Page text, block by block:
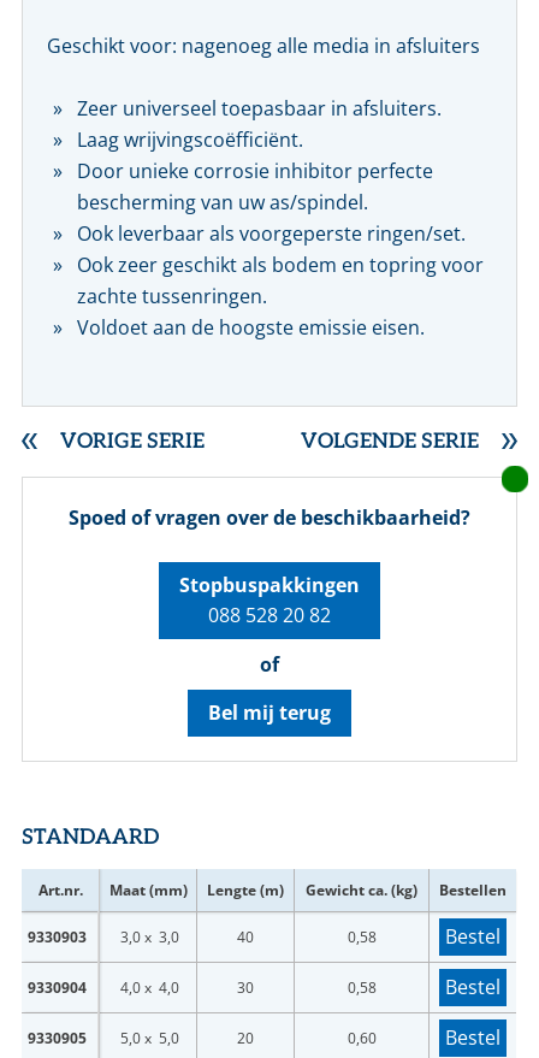
Geschikt voor: nagenoeg alle media in afsluiters
Zeer universeel toepasbaar in afsluiters.
Laag wrijvingscoëfficiënt.
Door unieke corrosie inhibitor perfecte
bescherming van uw as/spindel.
Ook leverbaar als voorgeperste ringen/set.
Ook zeer geschikt als bodem en topring voor
zachte tussenringen.
Voldoet aan de hoogste emissie eisen.
VORIGE SERIE VOLGENDE SERIE
Spoed of vragen over de beschikbaarheid?
Stopbuspakkingen
088 528 20 82
of
Bel mij terug
STANDAARD
Art.nr. Maat (mm) Lengte (m) Gewicht ca. (kg) Bestellen
9330903 3,0 x 3,0 40 0,58 Bestel
9330904 4,0 x 4,0 30 0,58 Bestel
9330905 5,0 x 5,0 20 0,60 Bestel